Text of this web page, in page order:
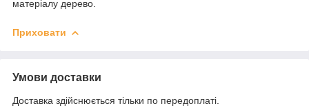
матеріалу дерево.
Приховати
Умови доставки
Доставка здійснюється тільки по передоплаті.